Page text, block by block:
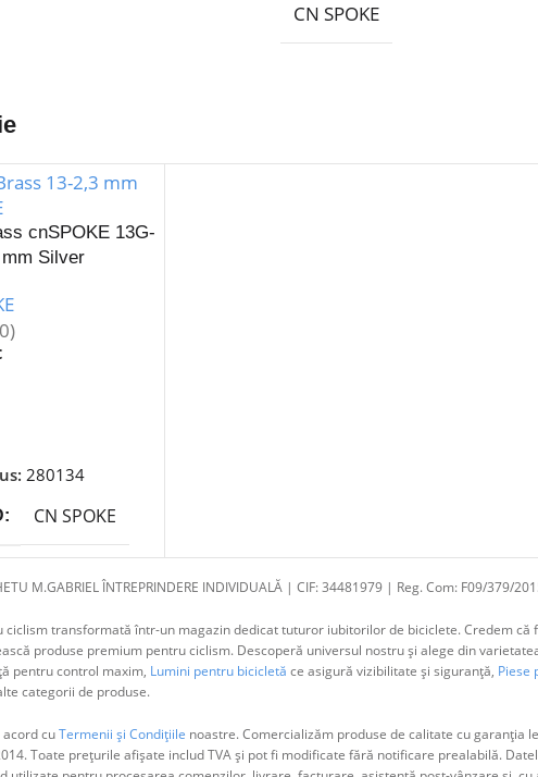
CN SPOKE
cnSPOKE 13G-
Silver
280134
CN SPOKE
M.GABRIEL ÎNTREPRINDERE INDIVIDUALĂ | CIF: 34481979 | Reg. Com: F09/379/
ciclism transformată într-un magazin dedicat tuturor iubitorilor de biciclete. Credem
produse premium pentru ciclism. Descoperă universul nostru și alege din
pentru control maxim, Lumini pentru bicicletă ce asigură vizibilitate și siguranță, Piese
categorii de produse.
cuTermenii și Condițiile noastre. Comercializăm produse de calitate cu
Toate prețurile afișate includ TVA și pot fi modificate fără notificare prealabilă.